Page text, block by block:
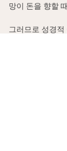
망이 돈을 향할
그러므로 성경